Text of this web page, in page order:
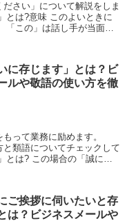
さい」について解説をしま
とは?意味 このよいときに
この」は話し手が当面し
に存じます」とは？ビ
ルや敬語の使い方を徹
って業務に励めます。
と類語についてチェックして
とは? この場合の「誠に」
ご挨拶に伺いたいと存
は？ビジネスメールや